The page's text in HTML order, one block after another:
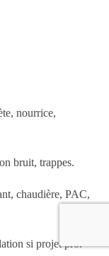
nourrice,
bruit, trappes.
chaudière, PAC,
si projet pro.